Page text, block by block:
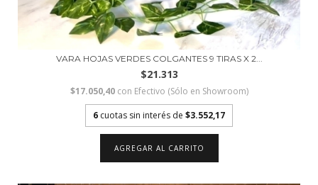
VARA HOJAS VERDES COLGANTES 9 TIRAS X 2...
$21.313
$17.050,40 con Efectivo (Sólo en Showroom)
6 cuotas sin interés de $3.552,17